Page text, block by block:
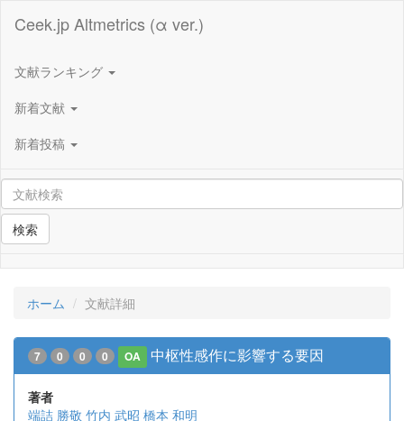
Ceek.jp Altmetrics (α ver.)
文献ランキング
新着文献
新着投稿
検索
ホーム 文献詳細
7 0 0 0 OA 中枢性感作に影響する要因
著者
端詰 勝敬 竹内 武昭 橋本 和明